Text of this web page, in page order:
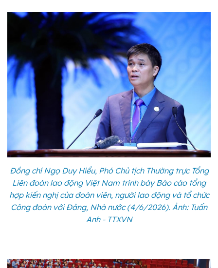
Đồng chí Ngọ Duy Hiểu, Phó Chủ tịch Thường trực Tổng
Liên đoàn lao động Việt Nam trình bày Báo cáo tổng
hợp kiến nghị của đoàn viên, người lao động và tổ chức
Công đoàn với Đảng, Nhà nước (4/6/2026). Ảnh: Tuấn
Anh - TTXVN